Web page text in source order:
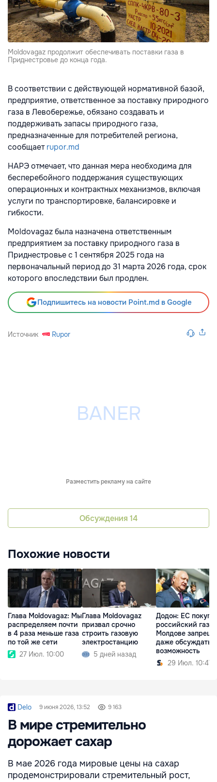
Moldovagaz продолжит обеспечивать поставки газа в
Приднестровье до конца года.
В соответствии с действующей нормативной базой,
предприятие, ответственное за поставку природного
газа в Левобережье, обязано создавать и
поддерживать запасы природного газа,
предназначенные для потребителей региона,
сообщаетrupor.md
НАРЭ отмечает, что данная мера необходима для
бесперебойного поддержания существующих
операционных и контрактных механизмов, включая
услуги по транспортировке, балансировке и
гибкости.
Moldovagaz была назначена ответственным
предприятием за поставку природного газа в
Приднестровье с 1 сентября 2025 года на
первоначальный период до 31 марта 2026 года, срок
которого впоследствии был продлен.
Подпишитесь на новости Point.md в Google
Источник Rupor
Разместить рекламу на сайте
Обсуждения 14
Похожие новости
Глава Moldovagaz: Мы
распределяем почти
в 4 раза меньше газа
по той же сети
27 Июл. 10:00
Глава Moldovagaz
призвал срочно
строить газовую
электростанцию
5 дней назад
Додон: ЕС
российский газ, а
Молдове
даже обсуждать
возможность
29 Июл. 10:47
Delo 9 июня 2026, 13:52 9 163
В мире стремительно
дорожает сахар
В мае 2026 года мировые цены на сахар
продемонстрировали стремительный рост,